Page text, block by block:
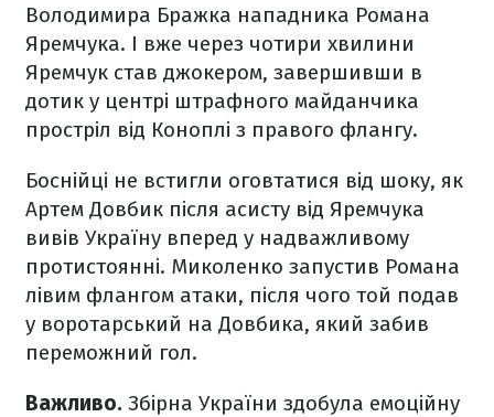
Володимира Бражка нападника Романа
Яремчука. І вже через чотири хвилини
Яремчук став джокером, завершивши в
дотик у центрі штрафного майданчика
простріл від Коноплі з правого флангу.
Боснійці не встигли оговтатися від шоку, як
Артем Довбик після асисту від Яремчука
вивів Україну вперед у надважливому
протистоянні. Миколенко запустив Романа
лівим флангом атаки, після чого той подав
у воротарський на Довбика, який забив
переможний гол.
Важливо. Збірна України здобула емоційну